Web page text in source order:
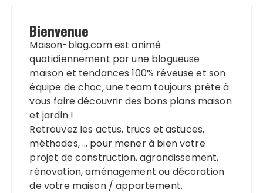
Bienvenue
Maison-blog.com est animé
quotidiennement par une blogueuse
maison et tendances 100% rêveuse et son
équipe de choc, une team toujours prête à
vous faire découvrir des bons plans maison
et jardin !
Retrouvez les actus, trucs et astuces,
méthodes, … pour mener à bien votre
projet de construction, agrandissement,
rénovation, aménagement ou décoration
de votre maison / appartement.